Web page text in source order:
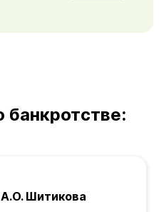
банкротстве:
Шитикова